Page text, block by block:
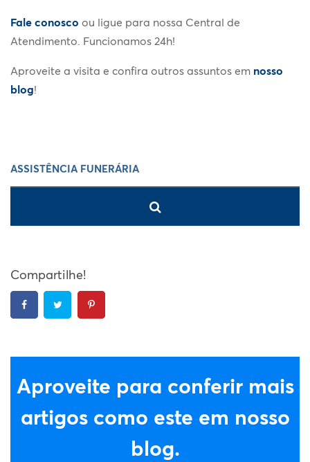
Fale conosco ou ligue para nossa Central de
Atendimento. Funcionamos 24h!
Aproveite a visita e confira outros assuntos em nosso
blog!
Compartilhe!
Aproveite para conferir mais
artigos como este em nosso
blog.